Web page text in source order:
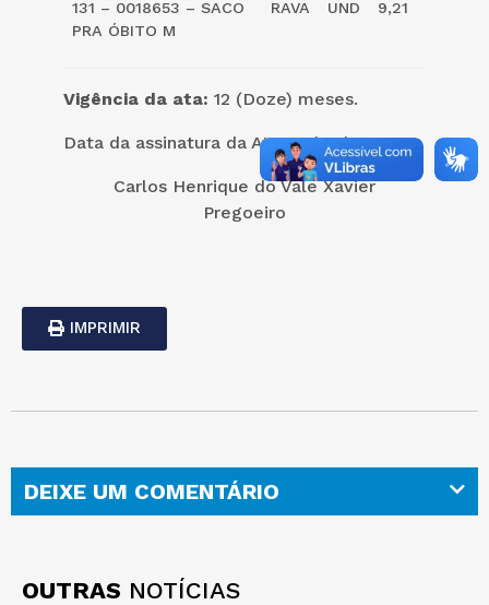
131 – 0018653 – SACO
PRA ÓBITO M
RAVA UND 9,21
Vigência da ata: 12 (Doze) meses.
Data da assinatura da Ata: 20/08/2021.
Carlos Henrique do Vale Xavier
Pregoeiro
IMPRIMIR
DEIXE UM COMENTÁRIO
OUTRAS NOTÍCIAS